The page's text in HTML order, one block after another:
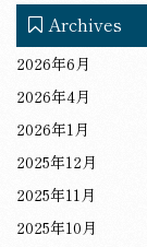
Archives
2026年6月
2026年4月
2026年1月
2025年12月
2025年11月
2025年10月